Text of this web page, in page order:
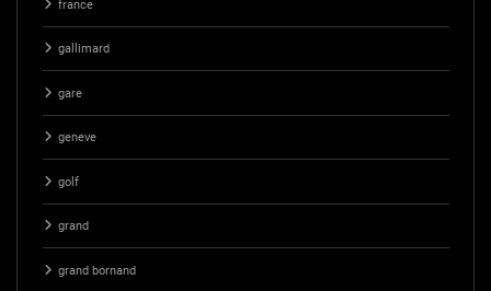
france
gallimard
gare
geneve
golf
grand
grand bornand